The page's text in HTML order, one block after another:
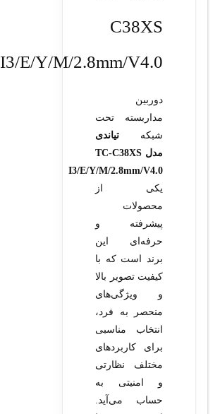
C38XS
I3/E/Y/M/2.8mm/V4.0
دوربین
مداربسته تحت
شبکه تیاندی
مدل TC-C38XS
I3/E/Y/M/2.8mm/V4.0
یکی از
محصولات
پیشرفته و
حرفه‌ای این
برند است که با
کیفیت تصویر بالا
و ویژگی‌های
منحصر به فرد،
انتخاب مناسبی
برای کاربردهای
مختلف نظارتی
و امنیتی به
حساب می‌آید.